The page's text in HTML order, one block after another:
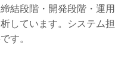
結段階・開発段階・運
しています。システム
す。